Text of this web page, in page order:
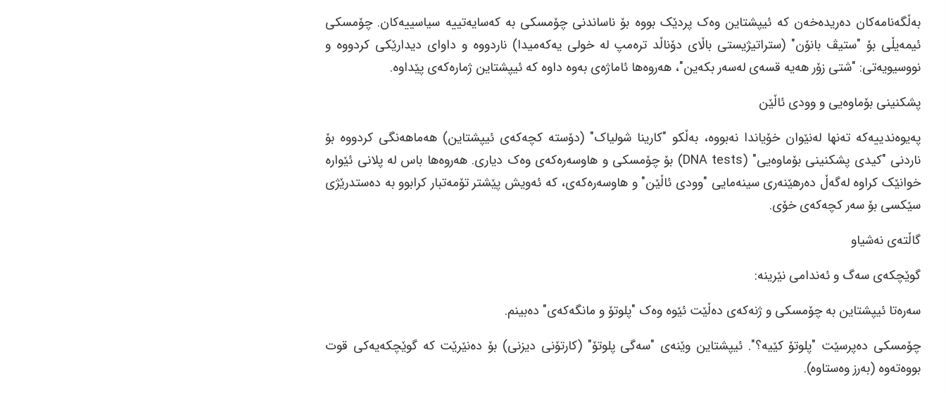
بەڵگەنامەکان دەریدەخەن کە ئیپشتاین وەک پردێک بووە بۆ ناساندنی چۆمسکی بە کەسایەتییە سیاسییەکان. چۆمسکی
ئیمەیڵی بۆ "ستیڤ بانۆن" (ستراتیژیستی باڵای دۆناڵد ترەمپ لە خولی یەکەمیدا) ناردووە و داوای دیدارێکی کردووە و
نووسیویەتی: "شتی زۆر هەیە قسەی لەسەر بکەین"، هەروەها ئاماژەی بەوە داوە کە ئیپشتاین ژمارەکەی پێداوە.
پشکنینی بۆماوەیی و وودی ئاڵێن
پەیوەندییەکە تەنها لەنێوان خۆیاندا نەبووە، بەڵکو "کارینا شولیاک" (دۆستە کچەکەی ئیپشتاین) هەماهەنگی کردووە بۆ
ناردنی "کیدی پشکنینی بۆماوەیی" (DNA tests) بۆ چۆمسکی و هاوسەرەکەی وەک دیاری. هەروەها باس لە پلانی ئێوارە
خوانێک کراوە لەگەڵ دەرھێنەری سینەمایی "وودی ئاڵێن" و هاوسەرەکەی، کە ئەویش پێشتر تۆمەتبار کرابوو بە دەستدرێژی
سێکسی بۆ سەر کچەکەی خۆی.
گاڵتەی نەشیاو
گوێچکەی سەگ و ئەندامی نێرینە:
سەرەتا ئیپشتاین بە چۆمسکی و ژنەکەی دەڵێت ئێوە وەک "پلوتۆ و مانگەکەی" دەبینم.
چۆمسکی دەپرسێت "پلوتۆ کێیە؟". ئیپشتاین وێنەی "سەگی پلوتۆ" (کارتۆنی دیزنی) بۆ دەنێرێت کە گوێچکەیەکی قوت
بووەتەوە (بەرز وەستاوە).